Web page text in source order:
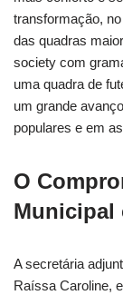
transformação,
das quadras
society com
uma quadra de
um grande
populares e em
O
Municipal
A secretária
Raíssa Caroline,